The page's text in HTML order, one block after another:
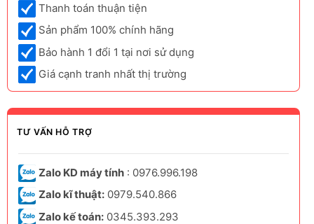
Thanh toán thuận tiện
Sản phẩm 100% chính hãng
Bảo hành 1 đổi 1 tại nơi sử dụng
Giá cạnh tranh nhất thị trường
TƯ VẤN HỖ TRỢ
Zalo KD máy tính : 0976.996.198
Zalo kĩ thuật: 0979.540.866
Zalo kế toán: 0345.393.293